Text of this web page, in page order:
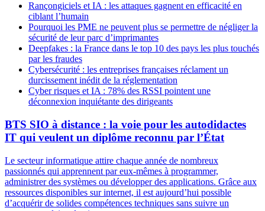
Rançongiciels et IA : les attaques gagnent en efficacité en
ciblant l’humain
Pourquoi les PME ne peuvent plus se permettre de négliger la
sécurité de leur parc d’imprimantes
Deepfakes : la France dans le top 10 des pays les plus touchés
par les fraudes
Cybersécurité : les entreprises françaises réclament un
durcissement inédit de la réglementation
Cyber risques et IA : 78% des RSSI pointent une
déconnexion inquiétante des dirigeants
BTS SIO à distance : la voie pour les autodidactes
IT qui veulent un diplôme reconnu par l’État
Le secteur informatique attire chaque année de nombreux
passionnés qui apprennent par eux-mêmes à programmer,
administrer des systèmes ou développer des applications. Grâce aux
ressources disponibles sur internet, il est aujourd’hui possible
d’acquérir de solides compétences techniques sans suivre un